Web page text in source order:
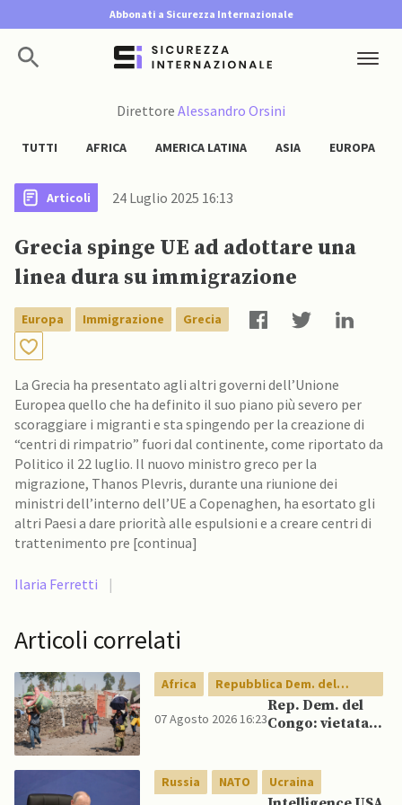
Abbonati a Sicurezza Internazionale
Direttore Alessandro Orsini
TUTTI AFRICA AMERICA LATINA ASIA EUROPA
Articoli 24 Luglio 2025 16:13
Grecia spinge UE ad adottare una
linea dura su immigrazione
Europa Immigrazione Grecia
La Grecia ha presentato agli altri governi dell’Unione
Europea quello che ha definito il suo piano più severo per
scoraggiare i migranti e sta spingendo per la creazione di
“centri di rimpatrio” fuori dal continente, come riportato da
Politico il 22 luglio. Il nuovo ministro greco per la
migrazione, Thanos Plevris, durante una riunione dei
ministri dell’interno dell’UE a Copenaghen, ha esortato gli
altri Paesi a dare priorità alle espulsioni e a creare centri di
trattenimento pre [continua]
Ilaria Ferretti |
Articoli correlati
Africa
Repubblica Dem. del
Congo
07 Agosto 2026 16:23
Rep. Dem. del
Congo: vietata
rame e cobalto
Russia NATO Ucraina